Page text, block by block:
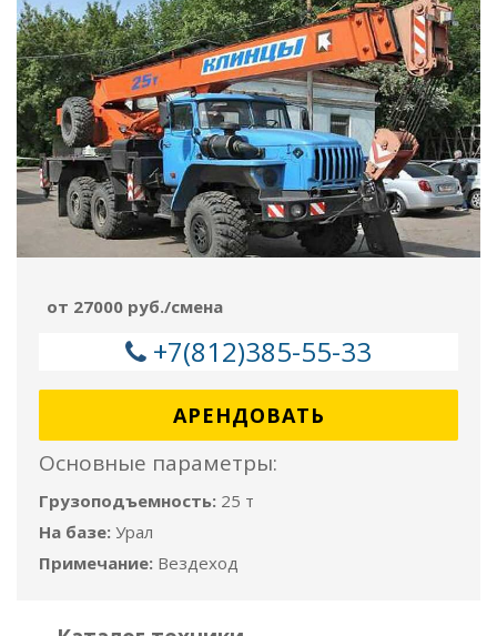
от 27000 руб./смена
+7(812)385-55-33
АРЕНДОВАТЬ
Основные параметры:
Грузоподъемность: 25 т
На базе: Урал
Примечание: Вездеход